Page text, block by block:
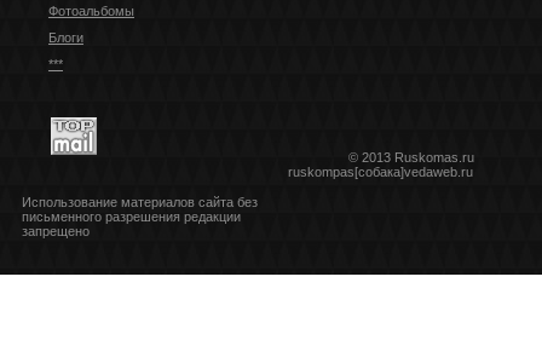
Фотоальбомы
Блоги
***
© 2013 Ruskomas.ru
ruskompas[собака]vedaweb.ru
Использование материалов сайта без
письменного разрешения редакции
запрещено